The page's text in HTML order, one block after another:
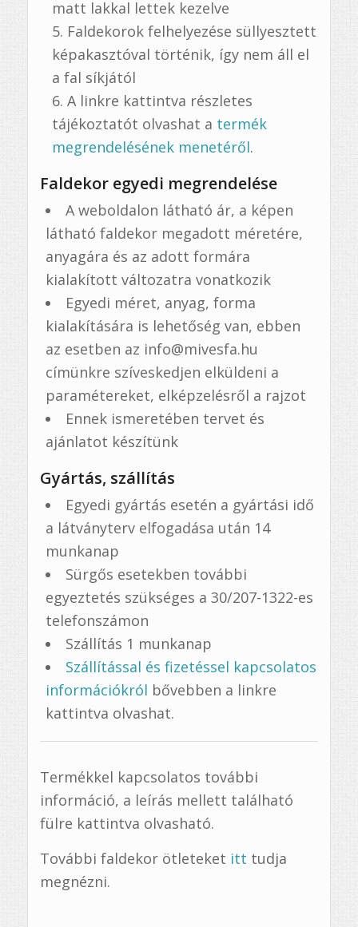
matt lakkal lettek kezelve
Faldekorok felhelyezése süllyesztett
képakasztóval történik, így nem áll el
a fal síkjától
A linkre kattintva részletes
tájékoztatót olvashat a termék
megrendelésének menetéről.
Faldekor egyedi megrendelése
A weboldalon látható ár, a képen
látható faldekor megadott méretére,
anyagára és az adott formára
kialakított változatra vonatkozik
Egyedi méret, anyag, forma
kialakítására is lehetőség van, ebben
az esetben az info@mivesfa.hu
címünkre szíveskedjen elküldeni a
paramétereket, elképzelésről a rajzot
Ennek ismeretében tervet és
ajánlatot készítünk
Gyártás, szállítás
Egyedi gyártás esetén a gyártási idő
a látványterv elfogadása után 14
munkanap
Sürgős esetekben további
egyeztetés szükséges a 30/207-1322-es
telefonszámon
Szállítás 1 munkanap
Szállítással és fizetéssel kapcsolatos
információkról bővebben a linkre
kattintva olvashat.
Termékkel kapcsolatos további
információ, a leírás mellett található
fülre kattintva olvasható.
További faldekor ötleteket itt tudja
megnézni.